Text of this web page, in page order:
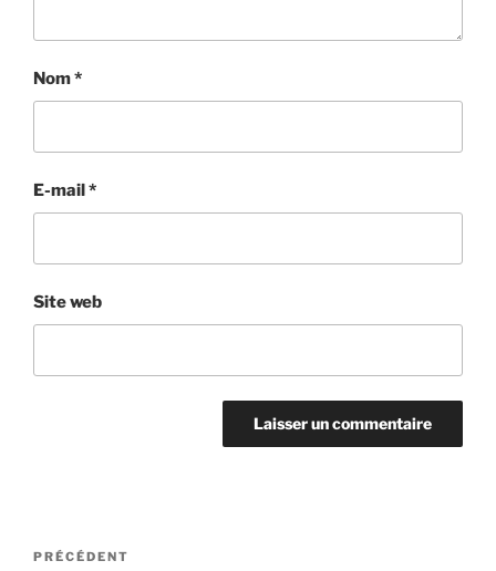
Nom*
E-mail*
Site web
Navigation
Article
PRÉCÉDENT